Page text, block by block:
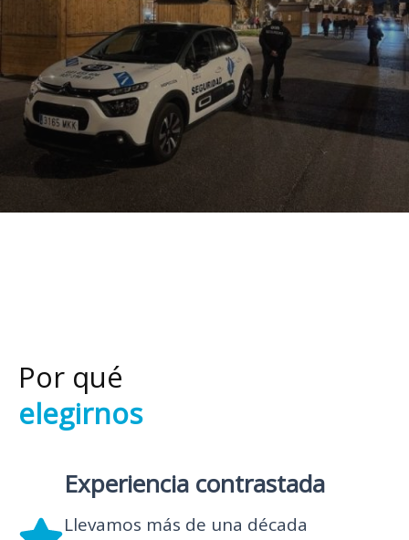
Por qué
elegirnos
Experiencia contrastada
Llevamos más de una década